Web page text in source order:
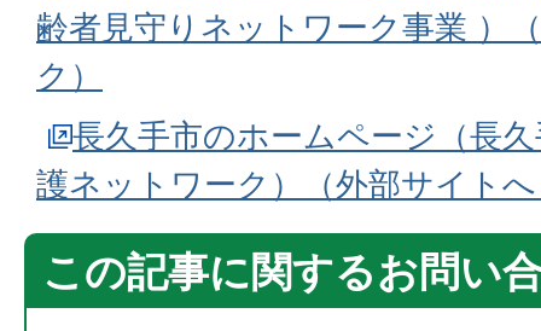
齢者見守りネットワーク事業 ）
ク）
長久手市のホームページ（長
護ネットワーク）（外部サイト
この記事に関するお問い